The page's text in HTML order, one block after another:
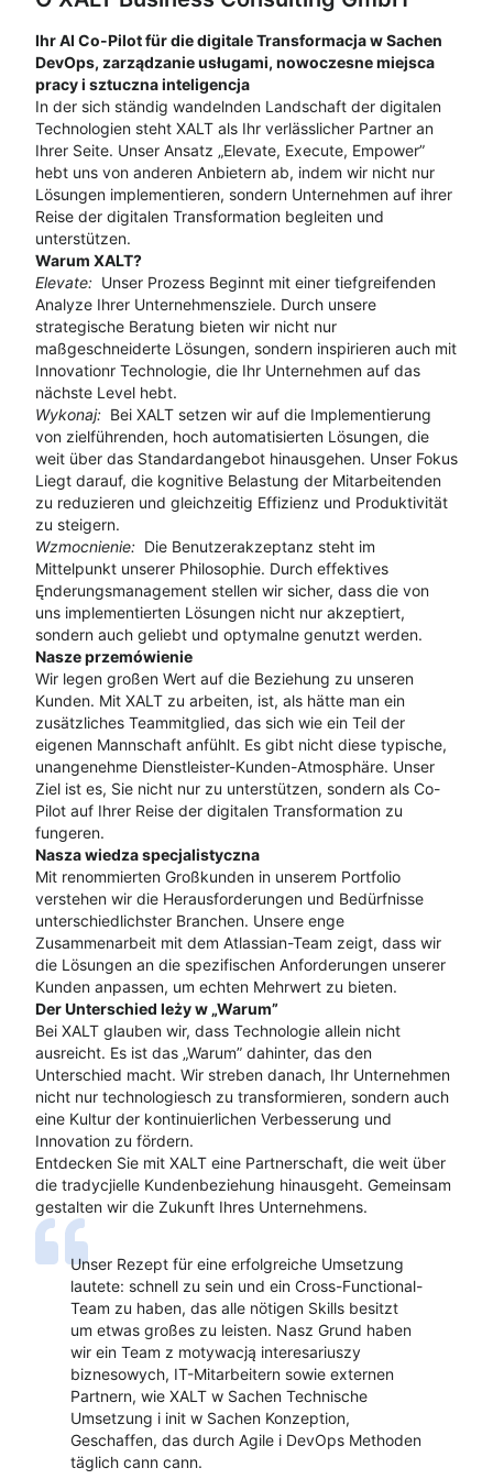
Ihr AI Co-Pilot für die digitale Transformacja w Sachen
DevOps, zarządzanie usługami, nowoczesne miejsca
pracy i sztuczna inteligencja
In der sich ständig wandelnden Landschaft der digitalen
Technologien steht XALT als Ihr verlässlicher Partner an
Ihrer Seite. Unser Ansatz „Elevate, Execute, Empower”
hebt uns von anderen Anbietern ab, indem wir nicht nur
Lösungen implementieren, sondern Unternehmen auf ihrer
Reise der digitalen Transformation begleiten und
unterstützen.
Warum XALT?
Elevate: Unser Prozess Beginnt mit einer tiefgreifenden
Analyze Ihrer Unternehmensziele. Durch unsere
strategische Beratung bieten wir nicht nur
maßgeschneiderte Lösungen, sondern inspirieren auch mit
Innovationr Technologie, die Ihr Unternehmen auf das
nächste Level hebt.
Wykonaj: Bei XALT setzen wir auf die Implementierung
von zielführenden, hoch automatisierten Lösungen, die
weit über das Standardangebot hinausgehen. Unser Fokus
Liegt darauf, die kognitive Belastung der Mitarbeitenden
zu reduzieren und gleichzeitig Effizienz und Produktivität
zu steigern.
Wzmocnienie: Die Benutzerakzeptanz steht im
Mittelpunkt unserer Philosophie. Durch effektives
Ęnderungsmanagement stellen wir sicher, dass die von
uns implementierten Lösungen nicht nur akzeptiert,
sondern auch geliebt und optymalne genutzt werden.
Nasze przemówienie
Wir legen großen Wert auf die Beziehung zu unseren
Kunden. Mit XALT zu arbeiten, ist, als hätte man ein
zusätzliches Teammitglied, das sich wie ein Teil der
eigenen Mannschaft anfühlt. Es gibt nicht diese typische,
unangenehme Dienstleister-Kunden-Atmosphäre. Unser
Ziel ist es, Sie nicht nur zu unterstützen, sondern als Co-
Pilot auf Ihrer Reise der digitalen Transformation zu
fungeren.
Nasza wiedza specjalistyczna
Mit renommierten Großkunden in unserem Portfolio
verstehen wir die Herausforderungen und Bedürfnisse
unterschiedlichster Branchen. Unsere enge
Zusammenarbeit mit dem Atlassian-Team zeigt, dass wir
die Lösungen an die spezifischen Anforderungen unserer
Kunden anpassen, um echten Mehrwert zu bieten.
Der Unterschied leży w „Warum”
Bei XALT glauben wir, dass Technologie allein nicht
ausreicht. Es ist das „Warum” dahinter, das den
Unterschied macht. Wir streben danach, Ihr Unternehmen
nicht nur technologiesch zu transformieren, sondern auch
eine Kultur der kontinuierlichen Verbesserung und
Innovation zu fördern.
Entdecken Sie mit XALT eine Partnerschaft, die weit über
die tradycjielle Kundenbeziehung hinausgeht. Gemeinsam
gestalten wir die Zukunft Ihres Unternehmens.
Unser Rezept für eine erfolgreiche Umsetzung
lautete: schnell zu sein und ein Cross-Functional-
Team zu haben, das alle nötigen Skills besitzt
um etwas großes zu leisten. Nasz Grund haben
wir ein Team z motywacją interesariuszy
biznesowych, IT-Mitarbeitern sowie externen
Partnern, wie XALT w Sachen Technische
Umsetzung i init w Sachen Konzeption,
Geschaffen, das durch Agile i DevOps Methoden
täglich cann cann.